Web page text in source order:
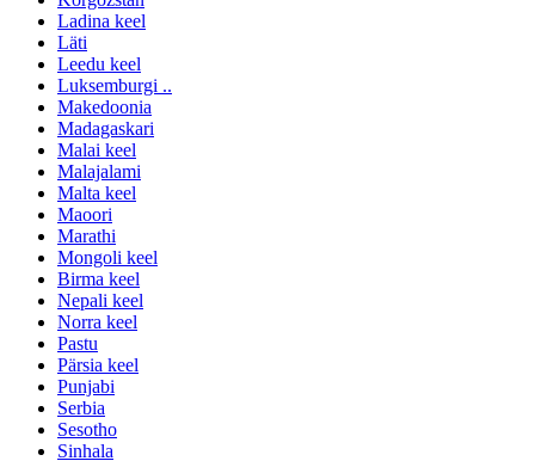
Ladina keel
Läti
Leedu keel
Luksemburgi ..
Makedoonia
Madagaskari
Malai keel
Malajalami
Malta keel
Maoori
Marathi
Mongoli keel
Birma keel
Nepali keel
Norra keel
Pastu
Pärsia keel
Punjabi
Serbia
Sesotho
Sinhala